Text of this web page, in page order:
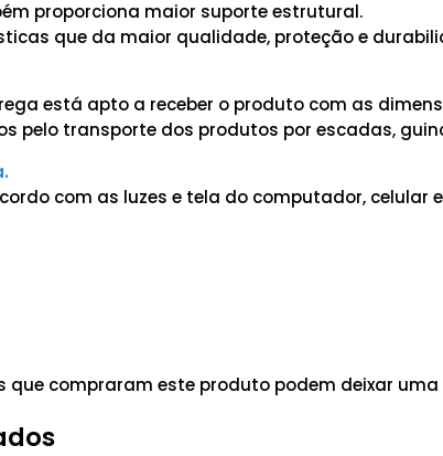
proporciona maior suporte estrutural.
que da maior qualidade, proteção e
está apto a receber o produto com as
pelo transporte dos produtos por escadas,
com as luzes e tela do computador, celular
que compraram este produto podem deixar